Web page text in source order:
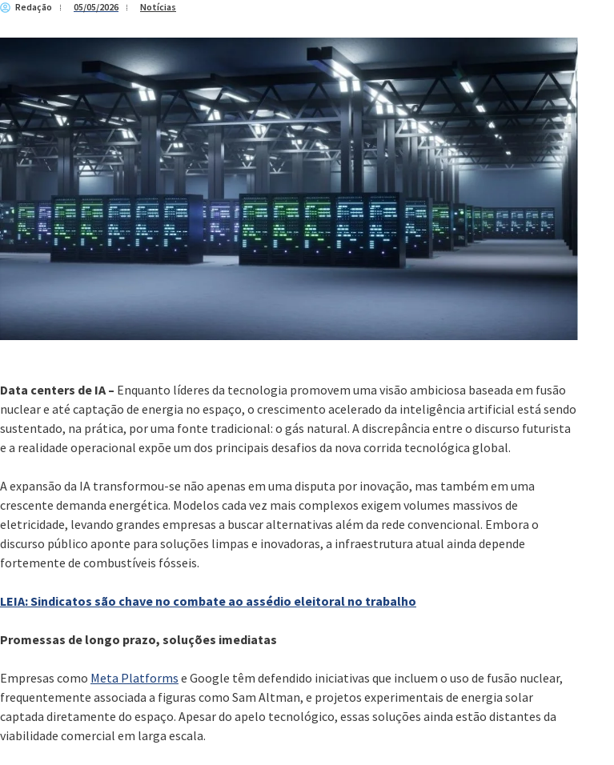
Redação 05/05/2026 Notícias
Data centers de IA – Enquanto líderes da tecnologia promovem uma visão ambiciosa baseada em fusão
nuclear e até captação de energia no espaço, o crescimento acelerado da inteligência artificial está sendo
sustentado, na prática, por uma fonte tradicional: o gás natural. A discrepância entre o discurso futurista
e a realidade operacional expõe um dos principais desafios da nova corrida tecnológica global.
A expansão da IA transformou-se não apenas em uma disputa por inovação, mas também em uma
crescente demanda energética. Modelos cada vez mais complexos exigem volumes massivos de
eletricidade, levando grandes empresas a buscar alternativas além da rede convencional. Embora o
discurso público aponte para soluções limpas e inovadoras, a infraestrutura atual ainda depende
fortemente de combustíveis fósseis.
LEIA: Sindicatos são chave no combate ao assédio eleitoral no trabalho
Promessas de longo prazo, soluções imediatas
Empresas como Meta Platforms e Google têm defendido iniciativas que incluem o uso de fusão nuclear,
frequentemente associada a figuras como Sam Altman, e projetos experimentais de energia solar
captada diretamente do espaço. Apesar do apelo tecnológico, essas soluções ainda estão distantes da
viabilidade comercial em larga escala.